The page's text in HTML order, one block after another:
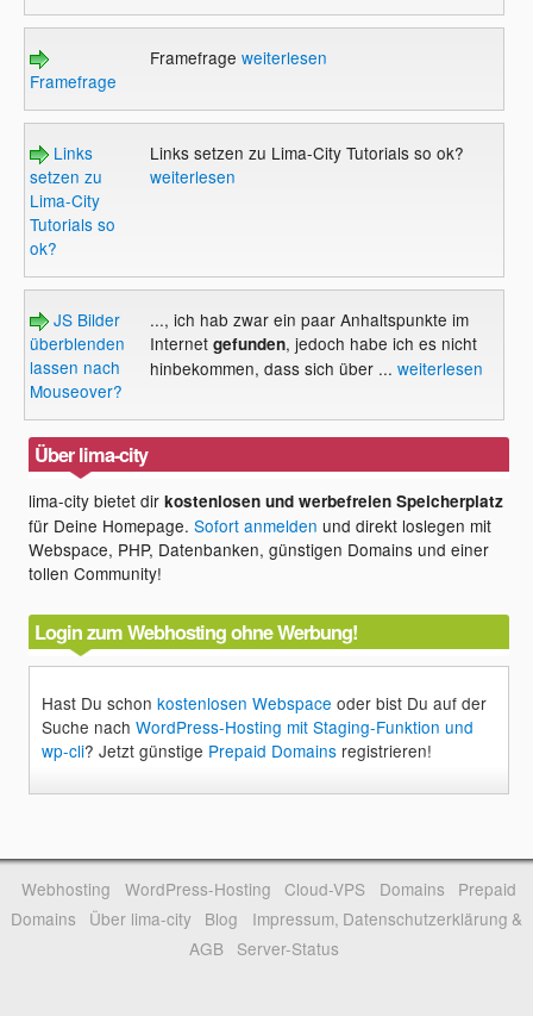
Framefrage
Framefrage weiterlesen
Links
setzen zu
Lima-City
Tutorials so
ok?
Links setzen zu Lima-City Tutorials so ok?
weiterlesen
JS Bilder
überblenden
lassen nach
Mouseover?
..., ich hab zwar ein paar Anhaltspunkte im
Internetgefunden, jedoch habe ich es nicht
hinbekommen, dass sich über ... weiterlesen
Über lima-city
lima-city bietet dirkostenlosen und werbefreien Speicherplatz
für Deine Homepage.Sofort anmelden und direkt loslegen mit
Webspace, PHP, Datenbanken, günstigen Domains und einer
tollen Community!
Login zum Webhosting ohne Werbung!
Hast Du schonkostenlosen Webspace oder bist Du auf der
Suche nachWordPress-Hosting mit Staging-Funktion und
wp-cli? Jetzt günstige Prepaid Domains registrieren!
Webhosting WordPress-Hosting Cloud-VPS Domains
Prepaid
Domains
Über lima-city Blog
Impressum, Datenschutzerklärung &
AGB
Server-Status